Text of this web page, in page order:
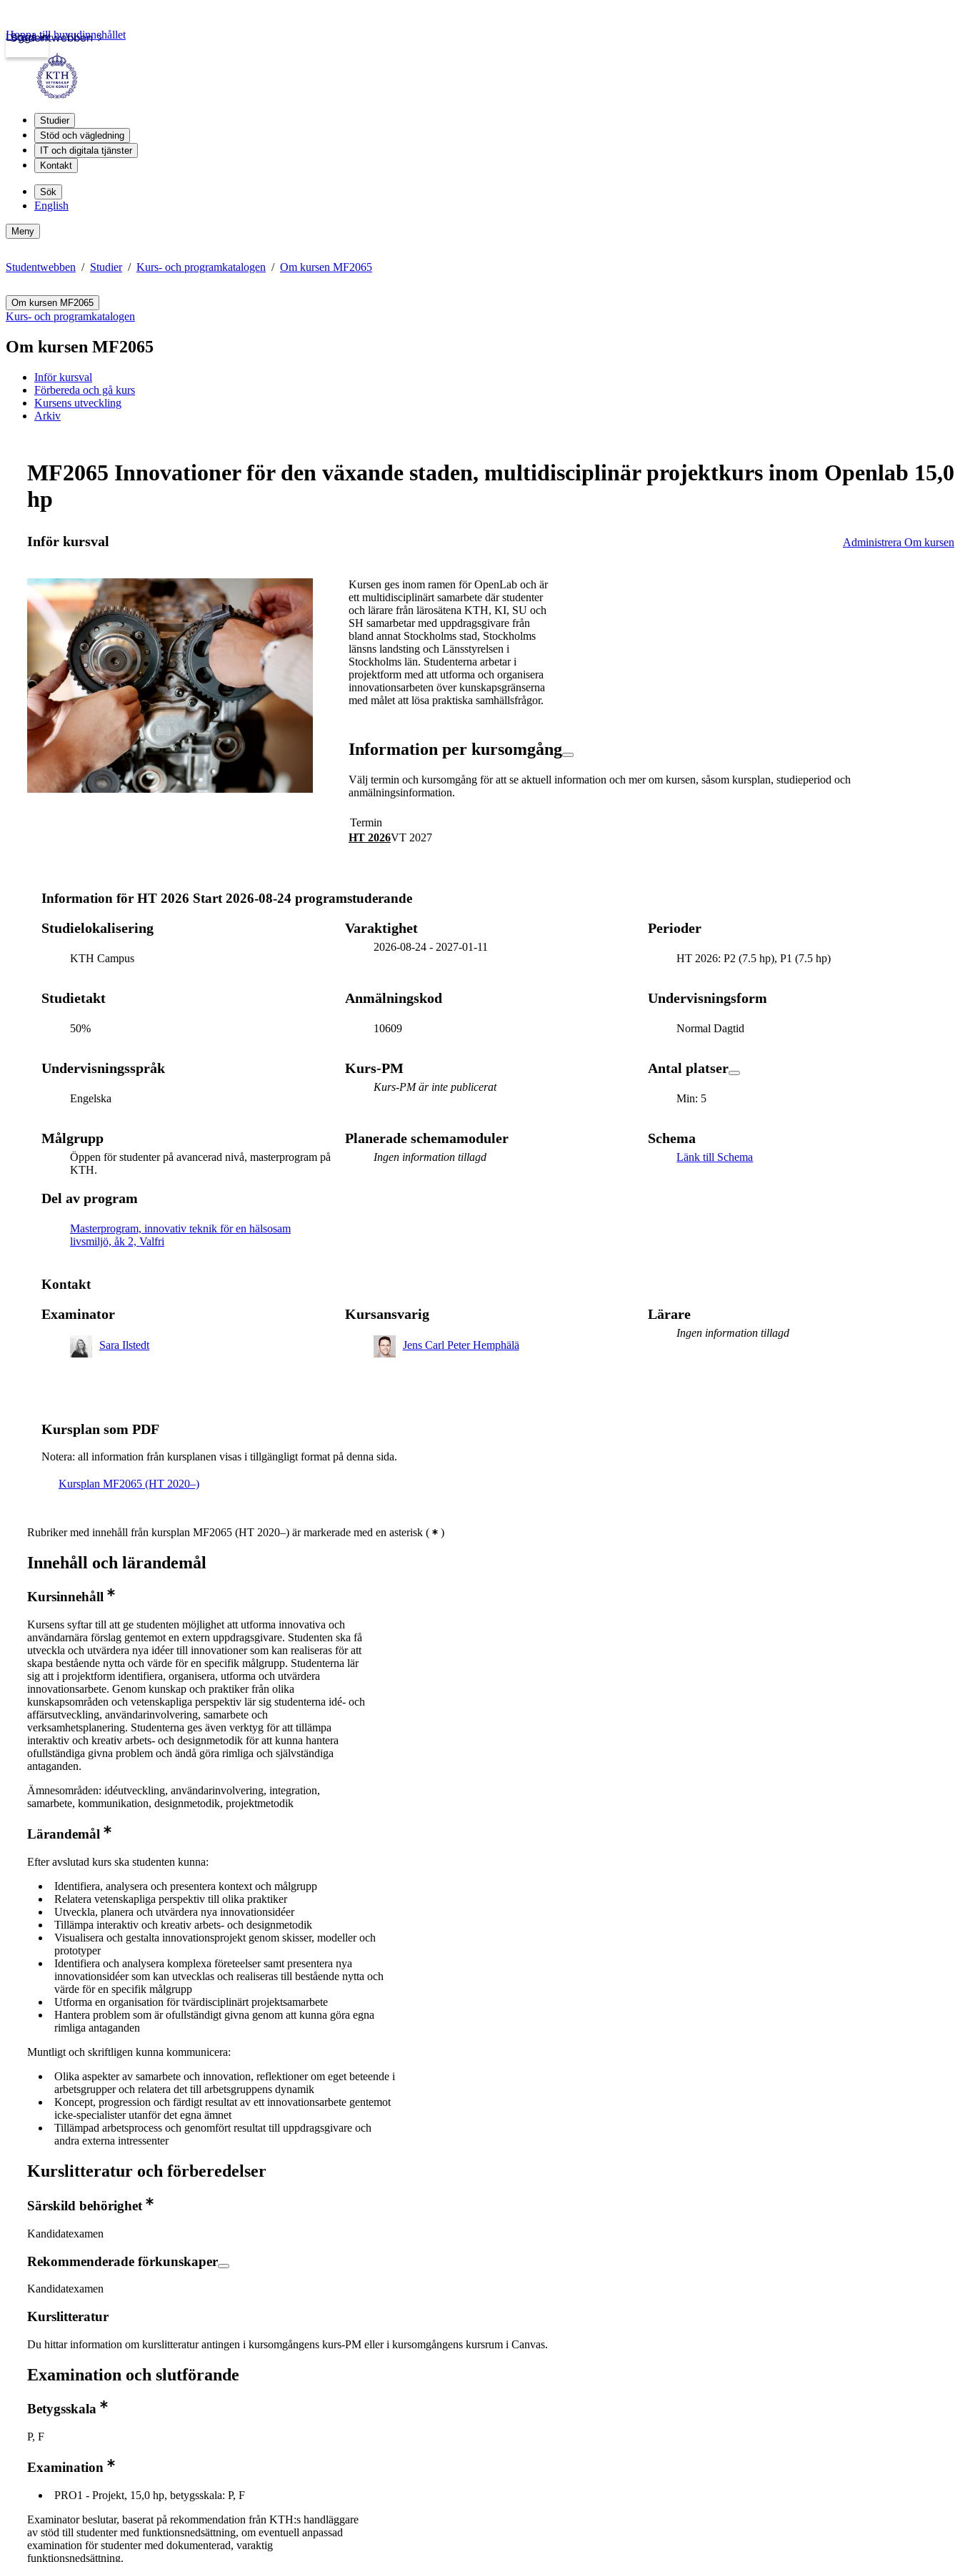
Studentwebben
Logga in
Hoppa till huvudinnehållet
Studier
Stöd och vägledning
IT och digitala tjänster
Kontakt
Sök
English
Meny
Studentwebben Studier Kurs- och programkatalogen Om kursen MF2065
Om kursen MF2065
Kurs- och programkatalogen
Om kursen MF2065
Inför kursval
Förbereda och gå kurs
Kursens utveckling
Arkiv
MF2065 Innovationer för den växande staden, multidisciplinär projektkurs inom Openlab 15,0
hp
Inför kursval Administrera Om kursen
Kursen ges inom ramen för OpenLab och är
ett multidisciplinärt samarbete där studenter
och lärare från lärosätena KTH, KI, SU och
SH samarbetar med uppdragsgivare från
bland annat Stockholms stad, Stockholms
länsns landsting och Länsstyrelsen i
Stockholms län. Studenterna arbetar i
projektform med att utforma och organisera
innovationsarbeten över kunskapsgränserna
med målet att lösa praktiska samhällsfrågor.
Information per kursomgång
Välj termin och kursomgång för att se aktuell information och mer om kursen, såsom kursplan, studieperiod och
anmälningsinformation.
Termin
HT 2026VT 2027
Information för HT 2026 Start 2026-08-24 programstuderande
Studielokalisering
KTH Campus
Varaktighet
2026-08-24- 2027-01-11
Perioder
HT 2026: P2 (7.5 hp), P1 (7.5 hp)
Studietakt
50%
Anmälningskod
10609
Undervisningsform
Normal Dagtid
Undervisningsspråk
Engelska
Kurs-PM
Kurs-PM är inte publicerat
Antal platser
Min: 5
Målgrupp
Öppen för studenter på avancerad nivå, masterprogram på
KTH.
Planerade schemamoduler
Ingen information tillagd
Schema
Länk till Schema
Del av program
Masterprogram, innovativ teknik för en hälsosam
livsmiljö, åk 2, Valfri
Kontakt
Examinator
Sara Ilstedt
Kursansvarig
Jens Carl Peter Hemphälä
Lärare
Ingen information tillagd
Kursplan som PDF
Notera: all information från kursplanen visas i tillgängligt format på denna sida.
Kursplan MF2065 (HT 2020–)
Rubriker med innehåll från kursplan MF2065 (HT 2020–) är markerade med en asterisk ( )
Innehåll och lärandemål
Kursinnehåll
Kursens syftar till att ge studenten möjlighet att utforma innovativa och
användarnära förslag gentemot en extern uppdragsgivare. Studenten ska få
utveckla och utvärdera nya idéer till innovationer som kan realiseras för att
skapa bestående nytta och värde för en specifik målgrupp. Studenterna lär
sig att i projektform identifiera, organisera, utforma och utvärdera
innovationsarbete. Genom kunskap och praktiker från olika
kunskapsområden och vetenskapliga perspektiv lär sig studenterna idé- och
affärsutveckling, användarinvolvering, samarbete och
verksamhetsplanering. Studenterna ges även verktyg för att tillämpa
interaktiv och kreativ arbets- och designmetodik för att kunna hantera
ofullständiga givna problem och ändå göra rimliga och självständiga
antaganden.
Ämnesområden: idéutveckling, användarinvolvering, integration,
samarbete, kommunikation, designmetodik, projektmetodik
Lärandemål
Efter avslutad kurs ska studenten kunna:
Identifiera, analysera och presentera kontext och målgrupp
Relatera vetenskapliga perspektiv till olika praktiker
Utveckla, planera och utvärdera nya innovationsidéer
Tillämpa interaktiv och kreativ arbets- och designmetodik
Visualisera och gestalta innovationsprojekt genom skisser, modeller och
prototyper
Identifiera och analysera komplexa företeelser samt presentera nya
innovationsidéer som kan utvecklas och realiseras till bestående nytta och
värde för en specifik målgrupp
Utforma en organisation för tvärdisciplinärt projektsamarbete
Hantera problem som är ofullständigt givna genom att kunna göra egna
rimliga antaganden
Muntligt och skriftligen kunna kommunicera:
Olika aspekter av samarbete och innovation, reflektioner om eget beteende i
arbetsgrupper och relatera det till arbetsgruppens dynamik
Koncept, progression och färdigt resultat av ett innovationsarbete gentemot
icke-specialister utanför det egna ämnet
Tillämpad arbetsprocess och genomfört resultat till uppdragsgivare och
andra externa intressenter
Kurslitteratur och förberedelser
Särskild behörighet
Kandidatexamen
Rekommenderade förkunskaper
Kandidatexamen
Kurslitteratur
Du hittar information om kurslitteratur antingen i kursomgångens kurs-PM eller i kursomgångens kursrum i Canvas.
Examination och slutförande
Betygsskala
P, F
Examination
PRO1 - Projekt, 15,0 hp, betygsskala: P, F
Examinator beslutar, baserat på rekommendation från KTH:s handläggare
av stöd till studenter med funktionsnedsättning, om eventuell anpassad
examination för studenter med dokumenterad, varaktig
funktionsnedsättning.